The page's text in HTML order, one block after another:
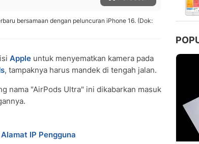
bersamaan dengan peluncuran iPhone 16. (Dok:
Apple untuk menyematkan kamera pada
, tampaknya harus mandek di tengah jalan.
nama "AirPods Ultra" ini dikabarkan masuk
IP Pengguna